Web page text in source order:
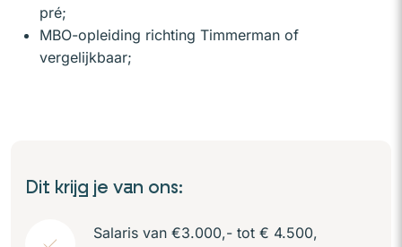
pré;
MBO-opleiding richting Timmerman of
vergelijkbaar;
Dit krijg je van ons:
Salaris van €3.000,- tot € 4.500,